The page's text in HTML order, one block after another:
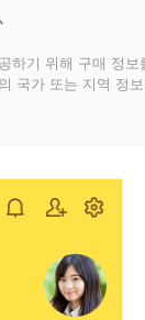
하기 위해 구매 정보
국가 또는 지역 정